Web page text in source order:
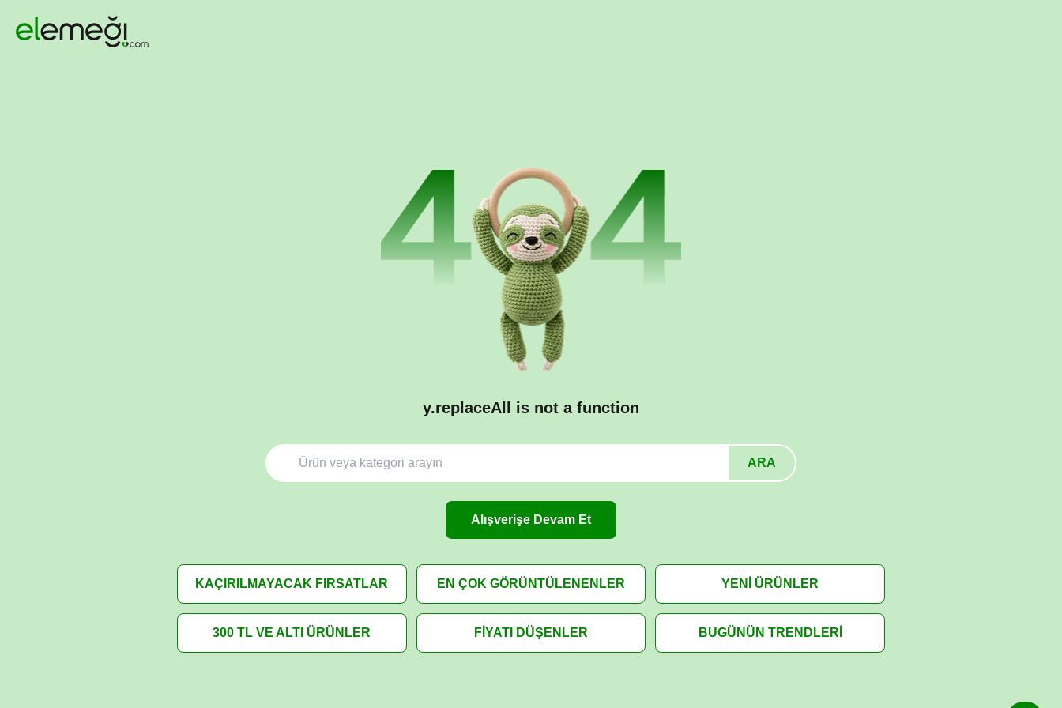
y.replaceAll is not a function
ARA
Alışverişe Devam Et
KAÇIRILMAYACAK FIRSATLAR EN ÇOK GÖRÜNTÜLENENLER YENİ ÜRÜNLER
300 TL VE ALTI ÜRÜNLER FİYATI DÜŞENLER BUGÜNÜN TRENDLERİ